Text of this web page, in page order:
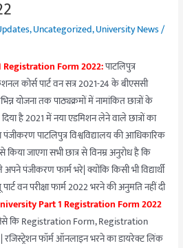
,Uncategorized,University News/
Form 2022:पाटलिपुत्र
कोर्स पार्ट वन सत्र 2021-24 के बीएससी
योजना तक पाठ्यक्रमों में नामांकित छात्रों के
है 2021 में नया एडमिशन लेने वाले छात्रों का
पंजीकरण पाटलिपुत्र विश्वविद्यालय की आधिकारिक
जाएगा सभी छात्र से विनम्र अनुरोध है कि
पंजीकरण फार्म भरे| क्योंकि किसी भी विद्यार्थी
वन परीक्षा फार्म 2022 भरने की अनुमति नहीं दी
Part 1 Registration Form 2022
कि Registration Form, Registration
रजिस्ट्रेशन फॉर्म ऑनलाइन भरने का डायरेक्ट लिंक